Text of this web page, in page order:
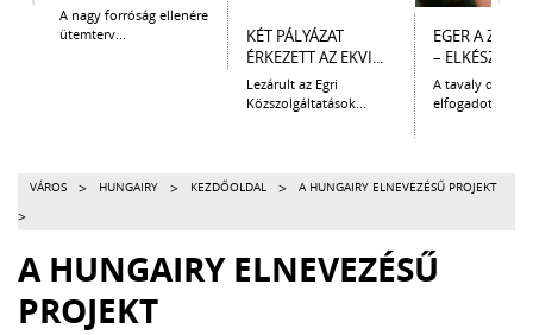
A nagy forróság ellenére
ütemterv...
KÉT PÁLYÁZAT
ÉRKEZETT AZ EKVI...
Lezárult az Egri
Közszolgáltatások...
EGER A
– ELKÉSZÜLT
A tavaly
elfogadott
VÁROS > HUNGAIRY > KEZDŐOLDAL > A HUNGAIRY ELNEVEZÉSŰ PROJEKT
>
A HUNGAIRY ELNEVEZÉSŰ
PROJEKT